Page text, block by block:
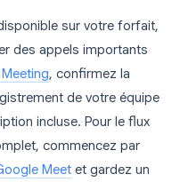
sur votre forfait,
des appels importants
, confirmez la
de votre équipe
incluse. Pour le flux
commencez par
Meet et gardez un